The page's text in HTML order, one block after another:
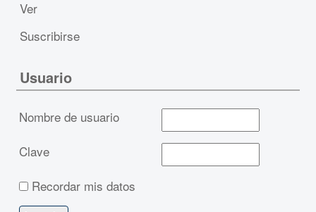
Ver
Suscribirse
Usuario
Nombre de usuario
Clave
Recordar mis datos